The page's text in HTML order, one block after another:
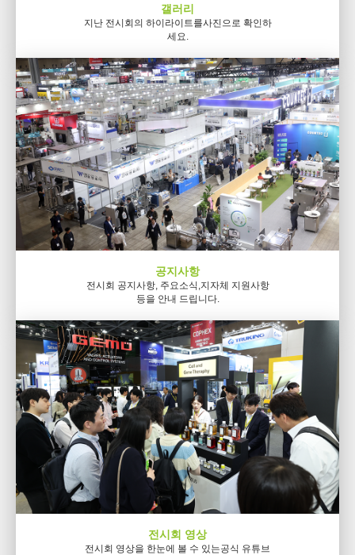
갤러리
지난 전시회의 하이라이트를사진으로 확인하
세요.
공지사항
전시회 공지사항, 주요소식,지자체 지원사항
등을 안내 드립니다.
전시회 영상
전시회 영상을 한눈에 볼 수 있는공식 유튜브